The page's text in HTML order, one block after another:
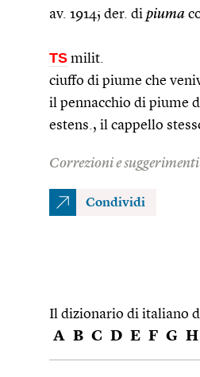
av. 1914; der. di piuma
TS milit.
ciuffo di piume che
il pennacchio di piume
estens., il cappello
Correzioni e suggerimenti
Condividi
Il dizionario di italiano
A B C D E F G H